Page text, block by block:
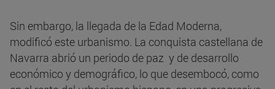
Sin embargo, la llegada de la Edad Moderna,
modificó este urbanismo. La conquista castellana de
Navarra abrió un periodo de paz y de desarrollo
económico y demográfico, lo que desembocó, como